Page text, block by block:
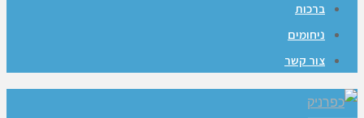
ברכות
ניחומים
צור קשר